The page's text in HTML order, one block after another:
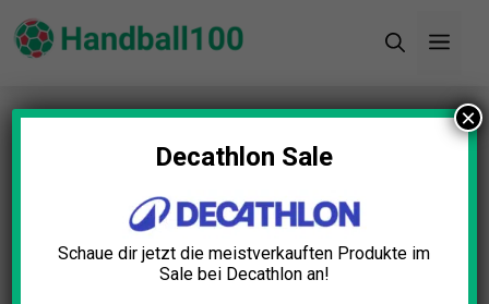
Zum
Inhalt
Startseite»Blog»Fan Schals THW Kiel Test: Die
11 besten (Bestenliste)Decathlon Sale
Schaue dir jetzt die meistverkauften Produkte im
Sale bei Decathlon an!
×